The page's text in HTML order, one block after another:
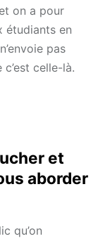
on a pour
étudiants en
pas
celle-là.
et
aborder
qu’on